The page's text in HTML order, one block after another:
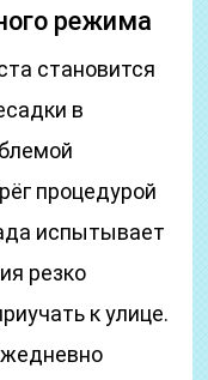
режима
становится
в
процедурой
испытывает
резко
к улице.